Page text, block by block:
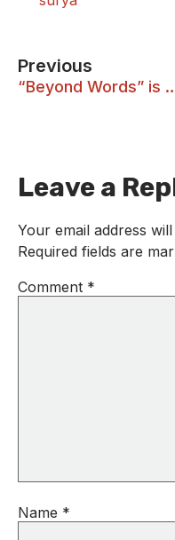
Previous
“Beyond Words” is
Leave a
Your email address
Required fields are
Comment *
Name *